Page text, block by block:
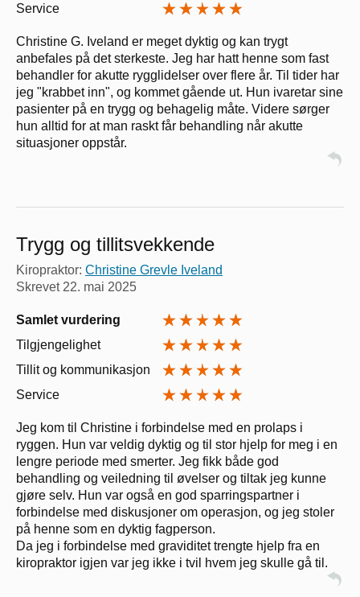
Service
Christine G. Iveland er meget dyktig og kan trygt
anbefales på det sterkeste. Jeg har hatt henne som fast
behandler for akutte rygglidelser over flere år. Til tider har
jeg "krabbet inn", og kommet gående ut. Hun ivaretar sine
pasienter på en trygg og behagelig måte. Videre sørger
hun alltid for at man raskt får behandling når akutte
situasjoner oppstår.
Trygg og tillitsvekkende
Kiropraktor: Christine Grevle Iveland
Skrevet 22. mai 2025
Samlet vurdering
Tilgjengelighet
Tillit og kommunikasjon
Service
Jeg kom til Christine i forbindelse med en prolaps i
ryggen. Hun var veldig dyktig og til stor hjelp for meg i en
lengre periode med smerter. Jeg fikk både god
behandling og veiledning til øvelser og tiltak jeg kunne
gjøre selv. Hun var også en god sparringspartner i
forbindelse med diskusjoner om operasjon, og jeg stoler
på henne som en dyktig fagperson.
Da jeg i forbindelse med graviditet trengte hjelp fra en
kiropraktor igjen var jeg ikke i tvil hvem jeg skulle gå til.